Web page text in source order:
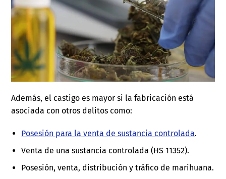
Además, el castigo es mayor si la fabricación está
asociada con otros delitos como:
Posesión para la venta de sustancia controlada.
Venta de una sustancia controlada (HS 11352).
Posesión, venta, distribución y tráfico de marihuana.